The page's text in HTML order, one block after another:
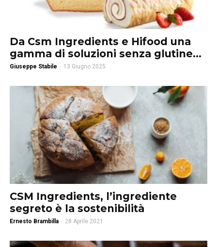
Da Csm Ingredients e Hifood una
gamma di soluzioni senza glutine...
Giuseppe Stabile - 13 Giugno 2025
CSM Ingredients, l’ingrediente
segreto è la sostenibilità
Ernesto Brambilla - 28 Aprile 2021